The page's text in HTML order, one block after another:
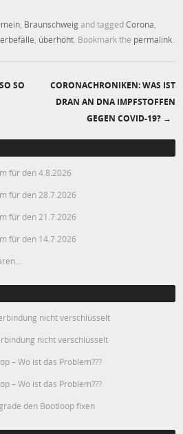
Braunschweigand taggedCorona
überhöht . Bookmark the permalink
SO
CORONACHRONIKEN: WAS IST
DRAN AN DNA IMPFSTOFFEN
GEGEN COVID-19? →
für den 4.8.2026
für den 28.7.2026
für den 21.7.2026
für den 14.7.2026
nicht verschlüsselt
nicht verschlüsselt
– Wo ist das Problem???
– Wo ist das Problem???
den Bootloop fixen